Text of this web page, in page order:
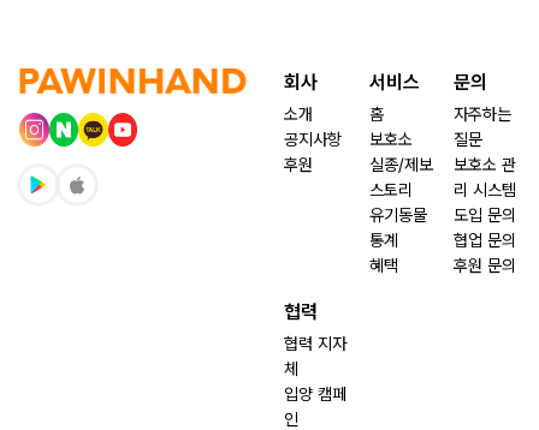
회사
소개
공지사항
후원
서비스
홈
보호소
실종/제보
스토리
유기동물
통계
혜택
문의
자주하는
질문
보호소 관
리 시스템
도입 문의
협업 문의
후원 문의
협력
협력 지자
체
입양 캠페
인